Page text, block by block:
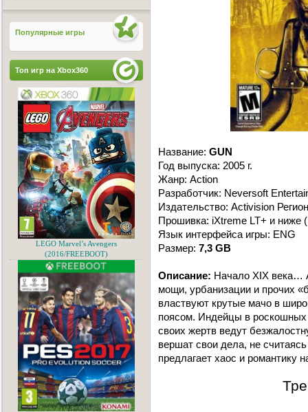
Название: GUN
Год выпуска: 2005 г.
Жанр: Action
Разработчик: Neversoft
Издательство: Activision
Прошивка: iXtreme LT+ и ниже
Язык интерфейса игры: ENG
Размер: 7,3 GB
Описание: Начало XIX века…
мощи, урбанизации и прочих
властвуют крутые мачо в
поясом. Индейцы в роскошных
своих жертв ведут
вершат свои дела, не
предлагает хаос и романтику
Популярные игры
Топ игр на Xbox360
LEGO Marvel’s Avengers
(2016/FREEBOOT)